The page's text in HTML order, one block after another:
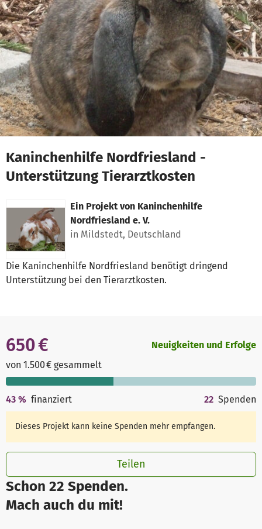
Zum Hauptinhalt springen
Erklärung zur Barrierefreiheit anzeigen
Kaninchenhilfe Nordfriesland -
Unterstützung Tierarztkosten
Ein Projekt von Kaninchenhilfe
Nordfriesland e. V.
in Mildstedt, Deutschland
Die Kaninchenhilfe Nordfriesland benötigt dringend
Unterstützung bei den Tierarztkosten.
Schon 22 Spenden.
Mach auch du mit!
650 €
von 1.500 € gesammelt
Neuigkeiten und Erfolge
43 % finanziert 22 Spenden
Dieses Projekt kann keine Spenden mehr empfangen.
Teilen